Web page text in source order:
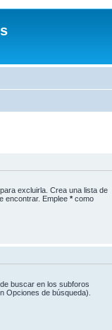
excluirla. Crea una lista de
encontrar. Emplee * como
buscar en los subforos
Opciones de búsqueda).